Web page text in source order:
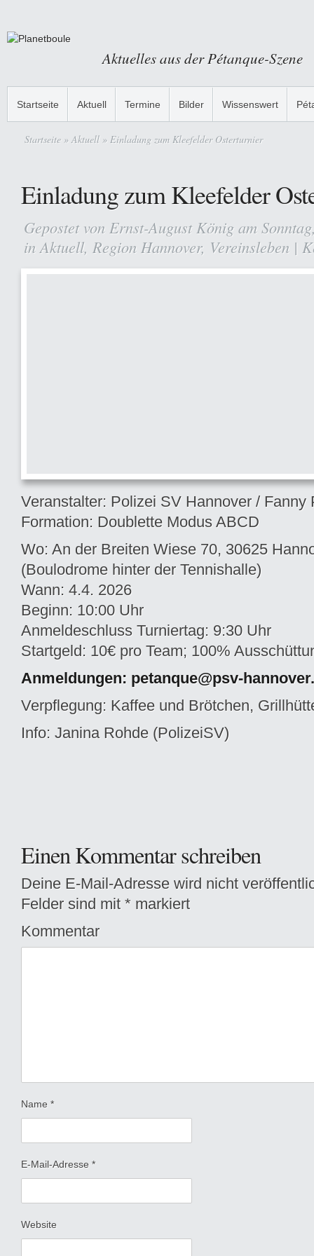
Aktuelles aus der Pétanque-Szene
Startseite Aktuell Termine Bilder Wissenswert
Startseite » Aktuell » Einladung zum Kleefelder Osterturnier
Einladung zum Kleefelder
Gepostet von Ernst-August König am
inAktuell, Region Hannover, Vereinsleben |
Veranstalter: Polizei SV Hannover / Fanny
Formation: Doublette Modus ABCD
Wo: An der Breiten Wiese 70, 30625
(Boulodrome hinter der Tennishalle)
Wann: 4.4. 2026
Beginn: 10:00 Uhr
Anmeldeschluss Turniertag: 9:30 Uhr
Startgeld: 10€ pro Team; 100%
Anmeldungen: petanque@psv-
Verpflegung: Kaffee und Brötchen,
Info: Janina Rohde (PolizeiSV)
Einen Kommentar schreiben
Deine E-Mail-Adresse wird nicht
Felder sind mit * markiert
Kommentar
Name *
E-Mail-Adresse *
Website